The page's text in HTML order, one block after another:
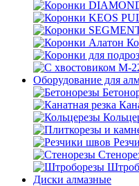
Оборудование для
Диски алмазные